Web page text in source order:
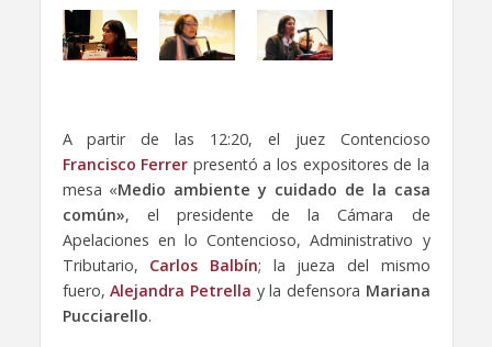
A partir de las 12:20, el juez Contencioso
Francisco Ferrer presentó a los expositores de la
mesa «Medio ambiente y cuidado de la casa
común», el presidente de la Cámara de
Apelaciones en lo Contencioso, Administrativo y
Tributario, Carlos Balbín; la jueza del mismo
fuero,Alejandra Petrella y la defensora Mariana
Pucciarello.